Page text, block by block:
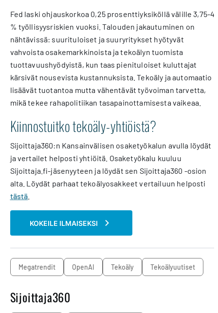
Fed laski ohjauskorkoa 0,25 prosenttiyksiköllä välille 3,75-4
% työllisyysriskien vuoksi. Talouden jakautuminen on
nähtävissä: suurituloiset ja suuryritykset hyötyvät
vahvoista osakemarkkinoista ja tekoälyn tuomista
tuottavuushyödyistä, kun taas pienituloiset kuluttajat
kärsivät nousevista kustannuksista. Tekoäly ja automaatio
lisäävät tuotantoa mutta vähentävät työvoiman tarvetta,
mikä tekee rahapolitiikan tasapainottamisesta vaikeaa.
Kiinnostuitko tekoäly-yhtiöistä?
Sijoittaja360:n Kansainvälisen osaketyökalun avulla löydät
ja vertailet helposti yhtiöitä. Osaketyökalu kuuluu
Sijoittaja.fi-jäsenyyteen ja löydät sen Sijoittaja360 -osion
alta. Löydät parhaat tekoälyosakkeet vertailuun helposti
tästä
KOKEILE ILMAISEKSI
megatrendit OpenAI Tekoäly Tekoälyuutiset
Sijoittaja360